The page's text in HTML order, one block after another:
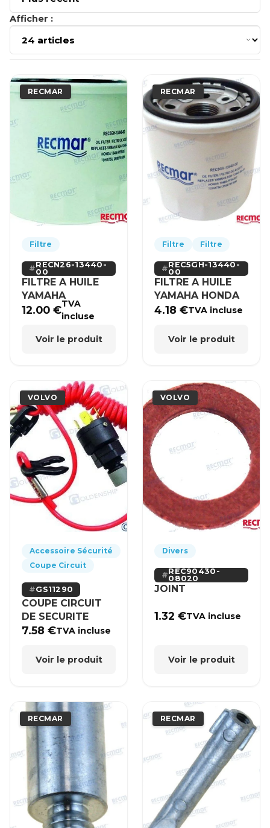
Afficher :
RECMAR
Filtre
RECN26-13440-
00
FILTRE A HUILE
YAMAHA
12.00€TVA
incluse
Voir le produit
RECMAR
Filtre Filtre
REC5GH-13440-
00
FILTRE A HUILE
YAMAHA HONDA
4.18€TVA incluse
Voir le produit
VOLVO
Accessoire Sécurité
Coupe Circuit
GS11290
COUPE CIRCUIT
DE SECURITE
7.58€TVA incluse
Voir le produit
VOLVO
Divers
REC90430-
08020
JOINT
1.32€TVA incluse
Voir le produit
RECMAR RECMAR